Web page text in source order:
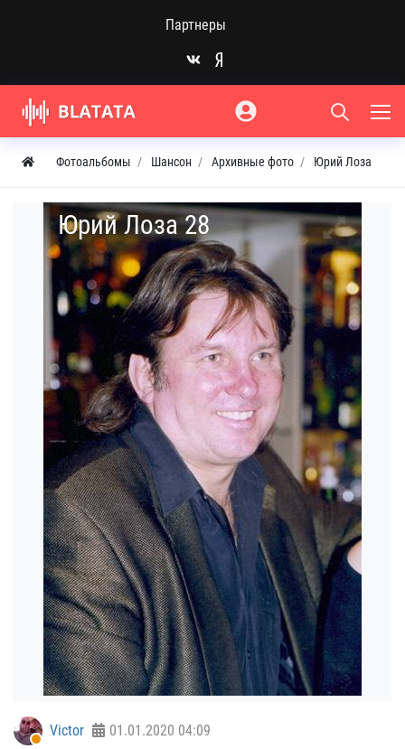
Партнеры
Фотоальбомы Шансон Архивные фото Юрий Лоза
Юрий Лоза 28
Victor 01.01.2020 04:09